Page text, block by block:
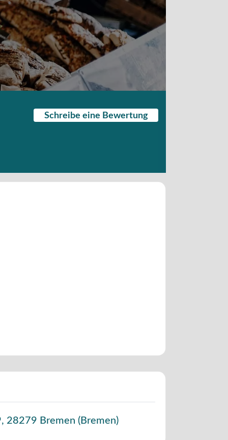
Schreibe eine Bewertung
, 28279 Bremen ( Bremen)